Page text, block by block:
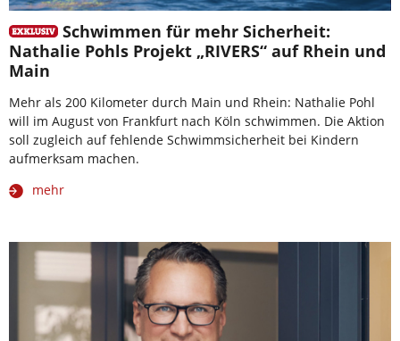
Schwimmen für mehr Sicherheit:
Nathalie Pohls Projekt „RIVERS“ auf Rhein und
Main
Mehr als 200 Kilometer durch Main und Rhein: Nathalie Pohl
will im August von Frankfurt nach Köln schwimmen. Die Aktion
soll zugleich auf fehlende Schwimmsicherheit bei Kindern
aufmerksam machen.
mehr